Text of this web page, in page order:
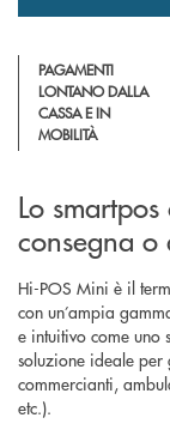
PAGAMENTI
LONTANO DALLA
CASSA E IN
MOBILITÀ
Lo
consegna
Hi-POS Mini è il
con un’ampia
e intuitivo come uno
soluzione ideale per
commercianti,
etc.).